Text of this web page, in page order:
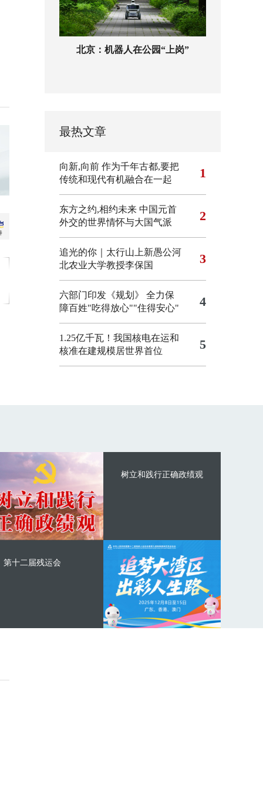
北京：机器人在公园“上岗”
最热文章
向新,向前 作为千年古都,要把
传统和现代有机融合在一起
1
东方之约,相约未来 中国元首
外交的世界情怀与大国气派
2
追光的你｜太行山上新愚公河
北农业大学教授李保国
3
六部门印发《规划》 全力保
障百姓"吃得放心""住得安心"
4
1.25亿千瓦！我国核电在运和
核准在建规模居世界首位
5
树立和践行正确政绩观
第十二届残运会